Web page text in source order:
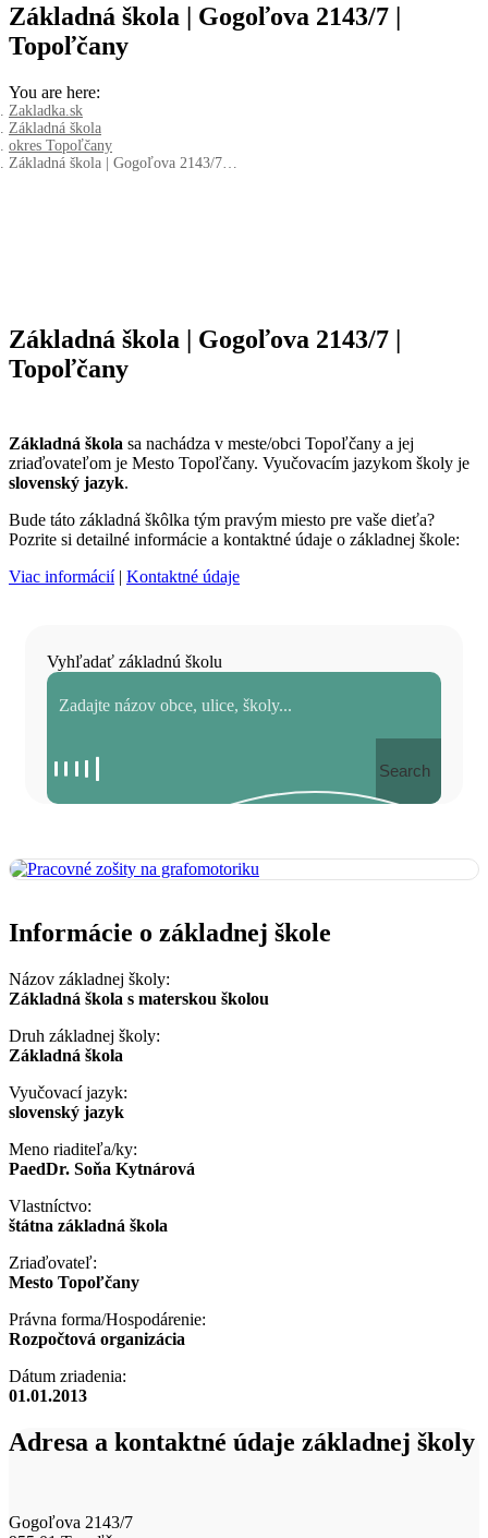
Základná škola | Gogoľova 2143/7 |
Topoľčany
You are here:
Zakladka.sk
Základná škola
okres Topoľčany
Základná škola | Gogoľova 2143/7…
Základná škola | Gogoľova 2143/7 |
Topoľčany
Základná škola sa nachádza v meste/obci Topoľčany a jej
zriaďovateľom je Mesto Topoľčany. Vyučovacím jazykom školy je
slovenský jazyk.
Bude táto základná škôlka tým pravým miesto pre vaše dieťa?
Pozrite si detailné informácie a kontaktné údaje o základnej škole:
Viac informácií| Kontaktné údaje
Vyhľadať základnú školu
Search
Informácie o základnej škole
Názov základnej školy:
Základná škola s materskou školou
Druh základnej školy:
Základná škola
Vyučovací jazyk:
slovenský jazyk
Meno riaditeľa/ky:
PaedDr. Soňa Kytnárová
Vlastníctvo:
štátna základná škola
Zriaďovateľ:
Mesto Topoľčany
Právna forma/Hospodárenie:
Rozpočtová organizácia
Dátum zriadenia:
01.01.2013
Adresa a kontaktné údaje základnej školy
Gogoľova 2143/7